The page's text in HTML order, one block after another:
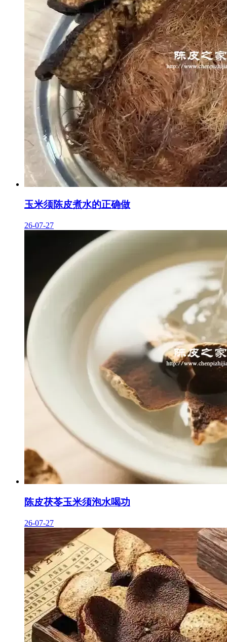
玉米须陈皮煮水的正确做
26-07-27
陈皮茯苓玉米须泡水喝功
26-07-27